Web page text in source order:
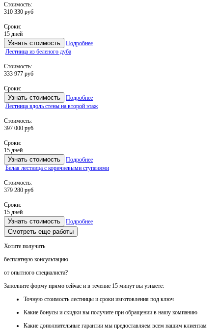
Стоимость:
310 330 руб
Сроки:
15 дней
Узнать стоимость
Подробнее
Лестница из беленого дуба
Стоимость:
333 977 руб
Сроки:
Узнать стоимость
Подробнее
Лестница вдоль стены на второй этаж
Стоимость:
397 000 руб
Сроки:
15 дней
Узнать стоимость
Подробнее
Белая лестница с коричневыми ступенями
Стоимость:
379 280 руб
Сроки:
15 дней
Узнать стоимость Подробнее
Смотреть еще работы
Хотите получить
бесплатную консультацию
от опытного специалиста?
Заполните форму прямо сейчас и в течение 15 минут вы узнаете:
Точную стоимость лестницы и сроки изготовления под ключ
Какие бонусы и скидки вы получите при обращении в нашу компанию
Какие дополнительные гарантии мы предоставляем всем нашим клиентам